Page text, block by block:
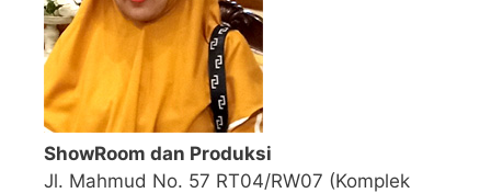
ShowRoom dan Produksi
Jl. Mahmud No. 57 RT04/RW07 (Komplek